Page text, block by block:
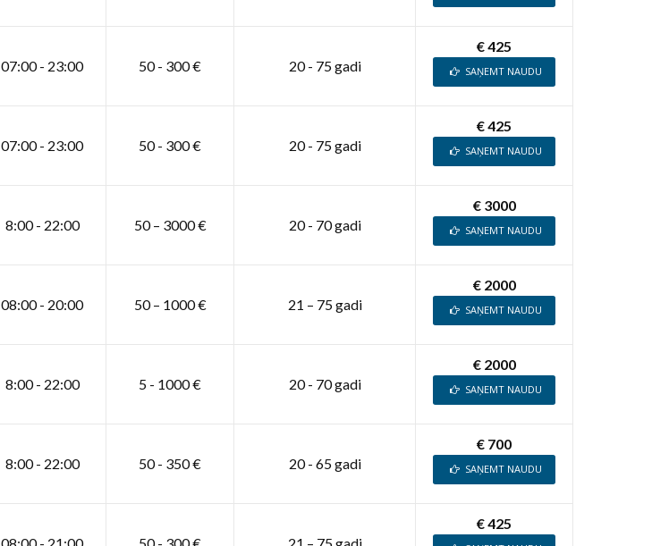
07:00 - 23:00 50 - 300 € 20 - 75 gadi
€ 425
SAŅEMT NAUDU
07:00 - 23:00 50 - 300 € 20 - 75 gadi
€ 425
SAŅEMT NAUDU
8:00 - 22:00 50 – 3000 € 20 - 70 gadi
€ 3000
SAŅEMT NAUDU
08:00 - 20:00 50 – 1000 € 21 – 75 gadi
€ 2000
SAŅEMT NAUDU
8:00 - 22:00 5 - 1000 € 20 - 70 gadi
€ 2000
SAŅEMT NAUDU
8:00 - 22:00 50 - 350 € 20 - 65 gadi
€ 700
SAŅEMT NAUDU
€ 425